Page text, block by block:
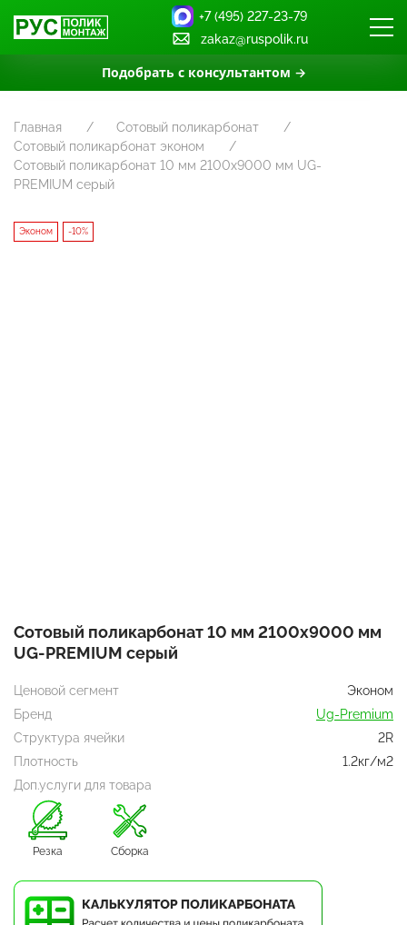
Подобрать с консультантом →
+7 (495) 227-23-79
zakaz@ruspolik.ru
Главная
Сотовый поликарбонат
Сотовый поликарбонат эконом
Сотовый поликарбонат 10 мм 2100x9000 мм UG-
PREMIUM серый
Эконом -10%
Сотовый поликарбонат 10 мм 2100x9000 мм
UG-PREMIUM серый
Ценовой сегмент
Эконом
Бренд
Ug-Premium
Структура ячейки
2R
Плотность
1.2кг/м2
Доп.услуги для товара
Резка Сборка